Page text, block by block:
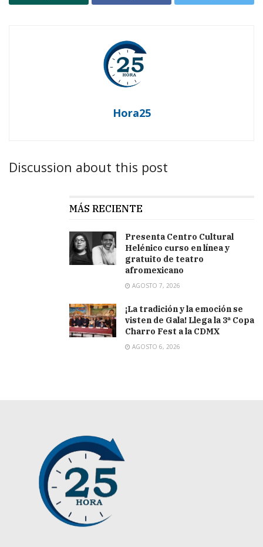
Hora25
Discussion about this post
MÁS RECIENTE
Presenta Centro Cultural
Helénico curso en línea y
gratuito de teatro
afromexicano
AGOSTO 7, 2026
¡La tradición y la emoción se
visten de Gala! Llega la 3ª Copa
Charro Fest a la CDMX
AGOSTO 6, 2026